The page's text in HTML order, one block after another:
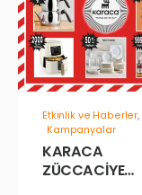
Etkinlik ve Haberler,
Kampanyalar
KARACA
ZÜCCACİYE